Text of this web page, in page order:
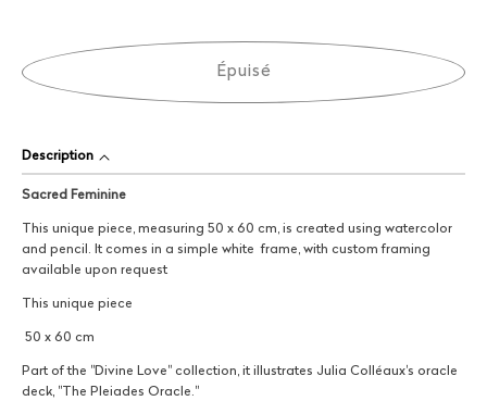
Description
Sacred Feminine
This unique piece, measuring 50 x 60 cm, is created using watercolor
and pencil. It comes in a simple white frame, with custom framing
available upon request
This unique piece
50 x 60 cm
Part of the "Divine Love" collection, it illustrates Julia Colléaux's oracle
deck, "The Pleiades Oracle."
Épuisé